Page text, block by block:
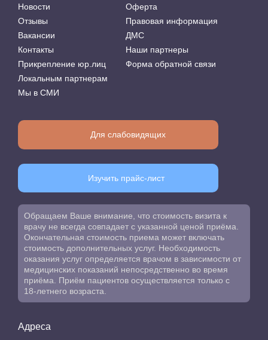
Новости
Отзывы
Вакансии
Контакты
Прикрепление юр.лиц
Локальным партнерам
Мы в СМИ
Оферта
Правовая информация
ДМС
Наши партнеры
Форма обратной связи
Для слабовидящих
Изучить прайс-лист
Обращаем Ваше внимание, что стоимость визита к
врачу не всегда совпадает с указанной ценой приёма.
Окончательная стоимость приема может включать
стоимость дополнительных услуг. Необходимость
оказания услуг определяется врачом в зависимости от
медицинских показаний непосредственно во время
приёма. Приём пациентов осуществляется только с
18-летнего возраста.
Адреса